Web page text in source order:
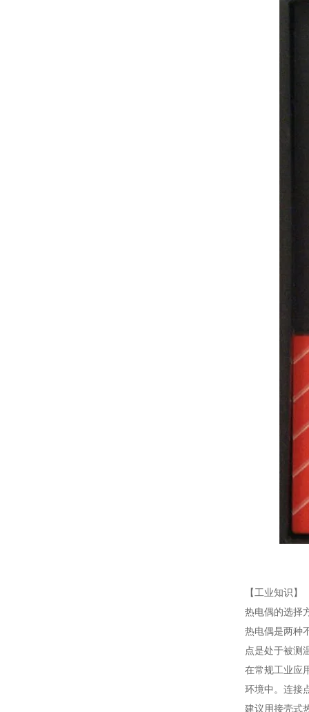
【工业知识】
热电偶的选择
热电偶是两种
点是处于被测
在常规工业应
环境中。连接
建议用接壳式